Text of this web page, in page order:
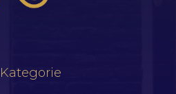
Kategorie